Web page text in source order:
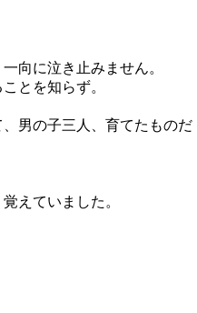
向に泣き止みません。
とを知らず。
男の子三人、育てたものだ
えていました。